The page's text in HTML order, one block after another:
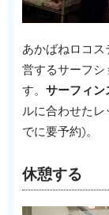
あかばねロコ
営するサーフシ
す。 サーフィン
ルに合わせた
でに要予約)。
休憩する